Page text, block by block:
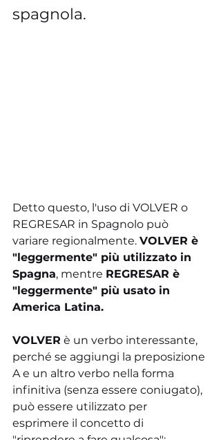
spagnola.
Detto questo, l'uso di VOLVER o
REGRESAR in Spagnolo può
variare regionalmente. VOLVER è
"leggermente" più utilizzato in
Spagna, mentre REGRESAR è
"leggermente" più usato in
America Latina.
VOLVER è un verbo interessante,
perché se aggiungi la preposizione
A e un altro verbo nella forma
infinitiva (senza essere coniugato),
può essere utilizzato per
esprimere il concetto di